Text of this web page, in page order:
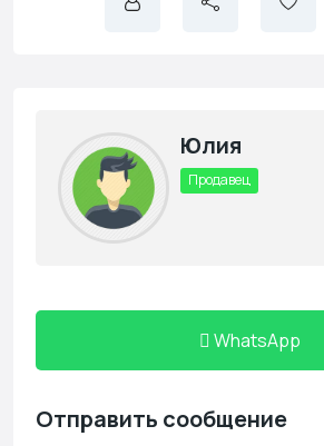
Юлия
Продавец
WhatsApp
Отправить сообщение